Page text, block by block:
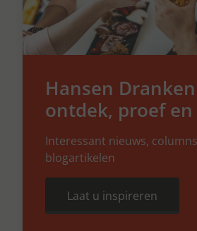
Hansen
ontdek, proef
Interessant nieuws,
blogartikelen
Laat u inspireren